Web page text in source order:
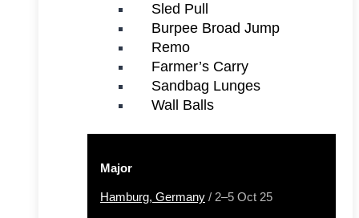
Sled Pull
Burpee Broad Jump
Remo
Farmer’s Carry
Sandbag Lunges
Wall Balls
Major
Hamburg, Germany / 2–5 Oct 25